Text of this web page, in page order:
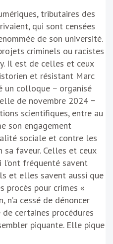
tributaires des
qui sont censées
de son université.
criminels ou racistes
Il est de celles et ceux
et résistant Marc
un colloque − organisé
de novembre 2024 −
scientifiques, entre au
son engagement
sociale et contre les
faveur. Celles et ceux
l’ont fréquenté savent
et elles savent aussi que
procès pour crimes «
n’a cessé de dénoncer
certaines procédures
piquante. Elle pique